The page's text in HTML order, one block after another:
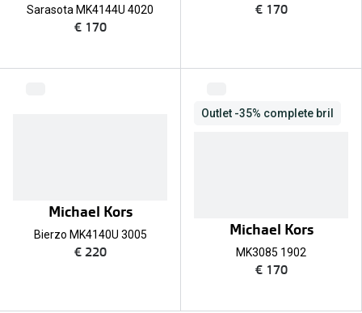
Sarasota MK4144U 4020
€ 170
€ 170
Michael Kors
Bierzo MK4140U 3005
€ 220
Outlet -35% complete bril
Michael Kors
MK3085 1902
€ 170